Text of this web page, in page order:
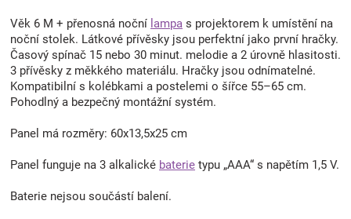
Věk 6 M + přenosná noční lampa s projektorem k umístění na
noční stolek. Látkové přívěsky jsou perfektní jako první hračky.
Časový spínač 15 nebo 30 minut. melodie a 2 úrovně hlasitosti.
3 přívěsky z měkkého materiálu. Hračky jsou odnímatelné.
Kompatibilní s kolébkami a postelemi o šířce 55–65 cm.
Pohodlný a bezpečný montážní systém.
Panel má rozměry: 60x13,5x25 cm
Panel funguje na 3 alkalické baterie typu „AAA“ s napětím 1,5 V.
Baterie nejsou součástí balení.